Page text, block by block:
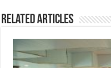
Related Articles